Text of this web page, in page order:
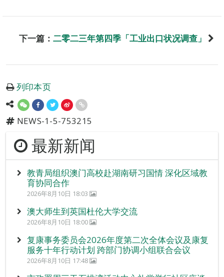
下一篇： 二零二三年第四季「工业出口状况调查」
列印本页
NEWS-1-5-753215
最新新闻
教青局组织澳门高校赴湖南研习国情 深化区域教
育协同合作
2026年8月10日 18:03
澳大师生到英国杜伦大学交流
2026年8月10日 18:00
复康事务委员会2026年度第二次全体会议及康复
服务十年行动计划 跨部门协调小组联合会议
2026年8月10日 17:48